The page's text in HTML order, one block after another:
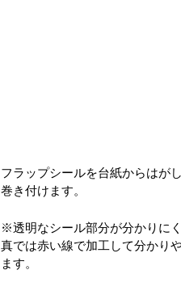
フラップシールを台紙からはが
巻き付けます。
※透明なシール部分が分かりに
真では赤い線で加工して分かり
ます。